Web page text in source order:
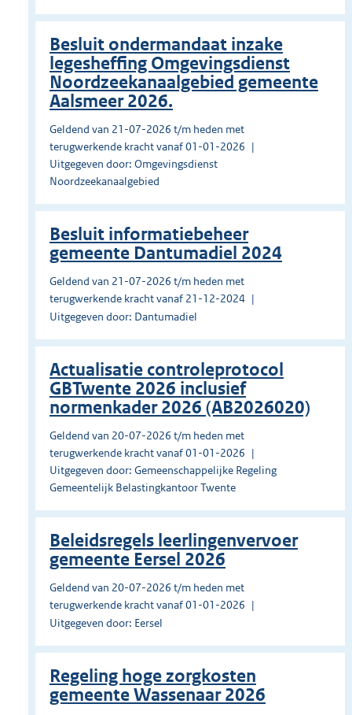
Besluit ondermandaat inzake
legesheffing Omgevingsdienst
Noordzeekanaalgebied gemeente
Aalsmeer 2026.
Geldend van 21-07-2026 t/m heden met
terugwerkende kracht vanaf 01-01-2026
Uitgegeven door: Omgevingsdienst
Noordzeekanaalgebied
Besluit informatiebeheer
gemeente Dantumadiel 2024
Geldend van 21-07-2026 t/m heden met
terugwerkende kracht vanaf 21-12-2024
Uitgegeven door: Dantumadiel
Actualisatie controleprotocol
GBTwente 2026 inclusief
normenkader 2026 (AB2026020)
Geldend van 20-07-2026 t/m heden met
terugwerkende kracht vanaf 01-01-2026
Uitgegeven door: Gemeenschappelijke Regeling
Gemeentelijk Belastingkantoor Twente
Beleidsregels leerlingenvervoer
gemeente Eersel 2026
Geldend van 20-07-2026 t/m heden met
terugwerkende kracht vanaf 01-01-2026
Uitgegeven door: Eersel
Regeling hoge zorgkosten
gemeente Wassenaar 2026